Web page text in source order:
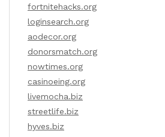
fortnitehacks.org
loginsearch.org
aodecor.org
donorsmatch.org
nowtimes.org
casinoeing.org
livemocha.biz
streetlife.biz
hyves.biz